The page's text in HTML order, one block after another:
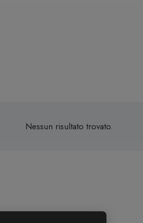
Nessun risultato trovato.